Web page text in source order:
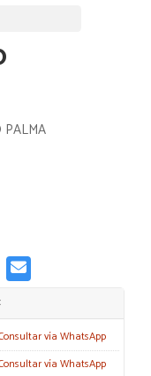
PALMA
vía WhatsApp
vía WhatsApp